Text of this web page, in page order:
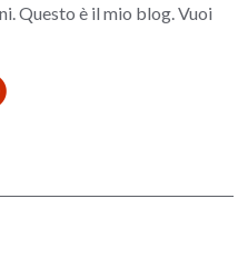
Questo è il mio blog. Vuoi